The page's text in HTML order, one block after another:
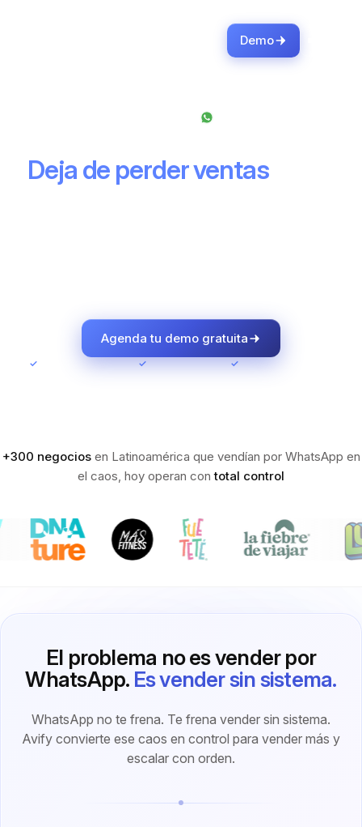
Demo
Deja de perder ventas
caos en WhatsApp
Agenda tu demo gratuita
✓ ✓ ✓
+300 negociosen Latinoamérica que vendían por WhatsApp en
el caos, hoy operan contotal control
El problema no es vender por
WhatsApp. Es vender sin sistema.
WhatsApp no te frena. Te frena vender sin sistema.
Avify convierte ese caos en control para vender más y
escalar con orden.